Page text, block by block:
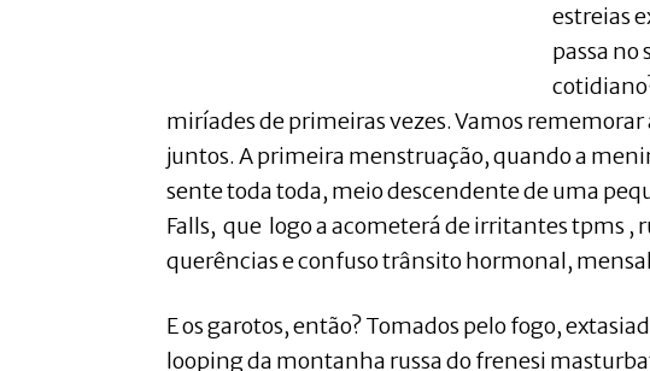
estreias
passa no
miríades de primeiras vezes. Vamos rememorar
juntos. A primeira menstruação, quando a
sente toda toda, meio descendente de uma
Falls, que logo a acometerá de irritantes tpms ,
querências e confuso trânsito hormonal,
E os garotos, então? Tomados pelo fogo,
looping da montanha russa do frenesi